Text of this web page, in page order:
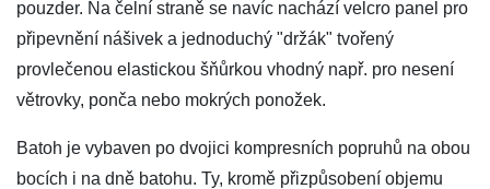
pouzder. Na čelní straně se navíc nachází velcro panel pro
připevnění nášivek a jednoduchý "držák" tvořený
provlečenou elastickou šňůrkou vhodný např. pro nesení
větrovky, ponča nebo mokrých ponožek.
Batoh je vybaven po dvojici kompresních popruhů na obou
bocích i na dně batohu. Ty, kromě přizpůsobení objemu